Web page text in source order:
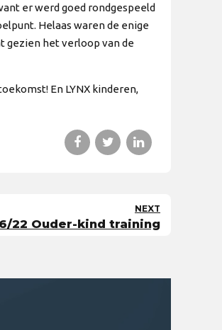
er werd goed rondgespeeld
Helaas waren de enige
gezien het verloop van de
En LYNX kinderen,
NEXT
22 Ouder-kind training